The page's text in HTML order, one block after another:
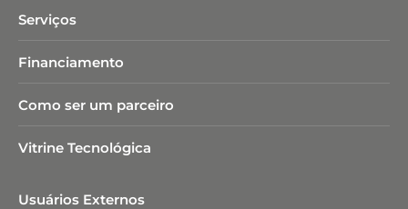
Serviços
Financiamento
Como ser um parceiro
Vitrine Tecnológica
Usuários Externos